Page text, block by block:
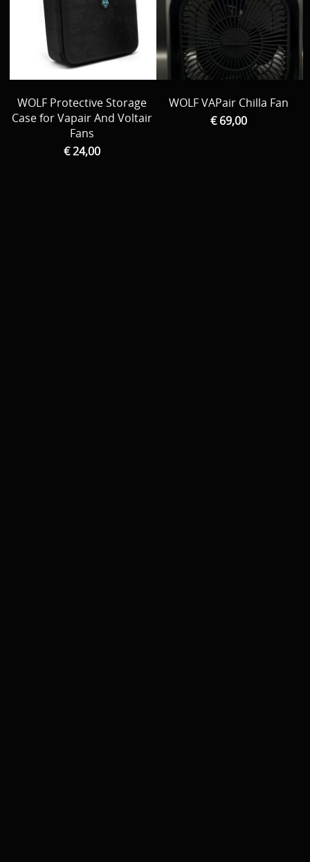
Boten en Belly / alle Benodigdheden
Tenten / Aasvisbewaring / Stoelen / Onthaakmatten /
Tassen
Per leverancier
Decoratie
Download area
PARTNERS
Meerval.shop Pro staff
You Tube kanaal
WOLF Protective Storage
Case for Vapair And Voltair
Fans
€ 24,00
WOLF VAPair Chilla Fan
€ 69,00